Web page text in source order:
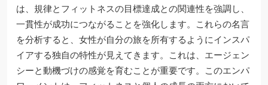
は、規律とフィットネスの目標達成との関連性を強調し、
一貫性が成功につながることを強化します。これらの名言
を分析すると、女性が自分の旅を所有するようにインスパ
イアする独自の特性が見えてきます。これは、エージェン
シーと動機づけの感覚を育むことが重要です。このエンパ